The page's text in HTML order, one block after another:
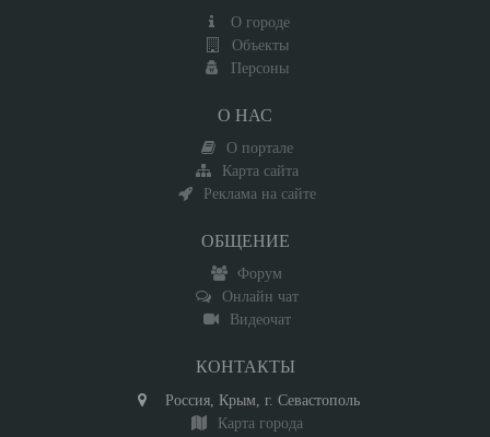
О городе
Объекты
Персоны
О НАС
О портале
Карта сайта
Реклама на сайте
ОБЩЕНИЕ
Форум
Онлайн чат
Видеочат
КОНТАКТЫ
Россия, Крым, г. Севастополь
Карта города